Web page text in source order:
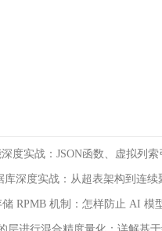
深度实战：JSON函数、虚拟列
库深度实战：从超表架构到连
RPMB 机制：怎样防止 AI 模